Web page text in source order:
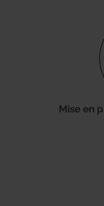
Mise en